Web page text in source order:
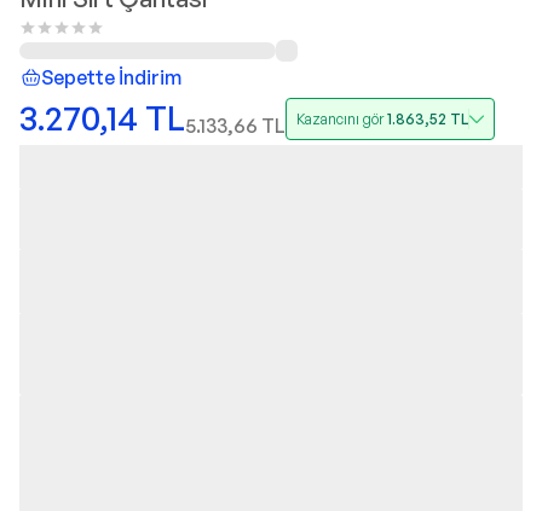
Sepette İndirim
3.270,14 TL5.133,66 TL Kazancını gör1.863,52 TL